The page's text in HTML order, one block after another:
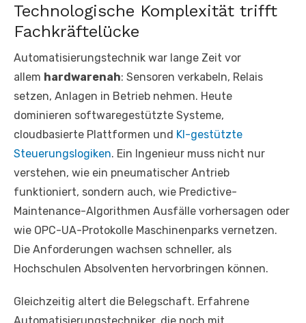
Technologische Komplexität trifft
Fachkräftelücke
Automatisierungstechnik war lange Zeit vor
allem hardwarenah: Sensoren verkabeln, Relais
setzen, Anlagen in Betrieb nehmen. Heute
dominieren softwaregestützte Systeme,
cloudbasierte Plattformen und KI-gestützte
Steuerungslogiken. Ein Ingenieur muss nicht nur
verstehen, wie ein pneumatischer Antrieb
funktioniert, sondern auch, wie Predictive-
Maintenance-Algorithmen Ausfälle vorhersagen oder
wie OPC-UA-Protokolle Maschinenparks vernetzen.
Die Anforderungen wachsen schneller, als
Hochschulen Absolventen hervorbringen können.
Gleichzeitig altert die Belegschaft. Erfahrene